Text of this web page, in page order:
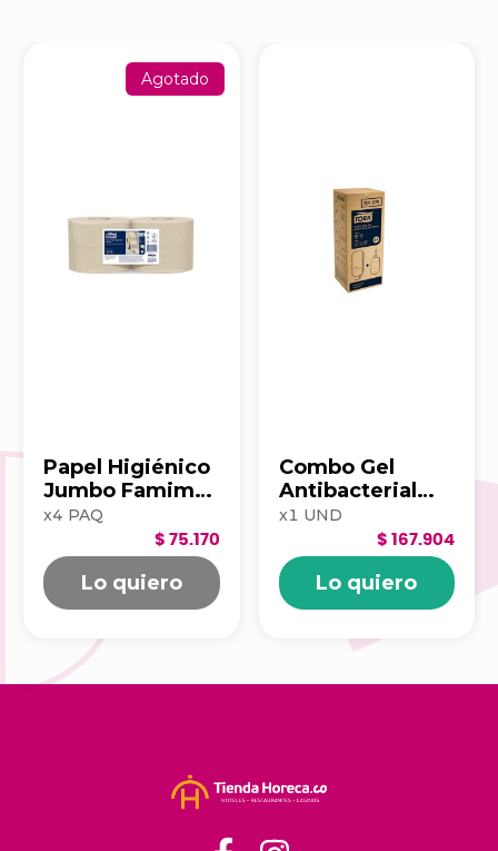
Agotado
Papel Higiénico
Jumbo Famimax
natural hoja
precortado. 170
m 71187
x4 PAQ
$ 75.170
Lo quiero
Combo Gel
Antibacterial
1000ml
(Dispensador +
Producto)
83100
x1 UND
$ 167.904
Lo quiero